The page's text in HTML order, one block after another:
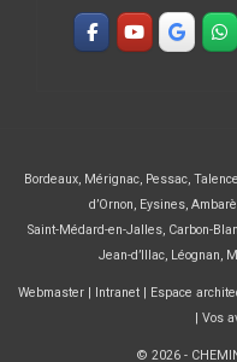
Bordeaux, Mérignac, Pessac, Talence
d’Ornon, Eysines,
Saint-Médard-en-Jalles, Carbon-
Jean-d’Illac, Léognan,
Webmaster | Intranet | Espace
| Vos
© 2026 -